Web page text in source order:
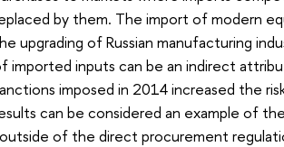
by them. The import of modern
upgrading of Russian manufacturing
imported inputs can be an indirect
imposed in 2014 increased the
can be considered an example of
of the direct procurement